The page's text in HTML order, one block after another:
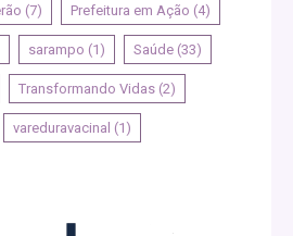
(7) Prefeitura em Ação (4)
sarampo (1) Saúde (33)
Transformando Vidas (2)
vareduravacinal (1)